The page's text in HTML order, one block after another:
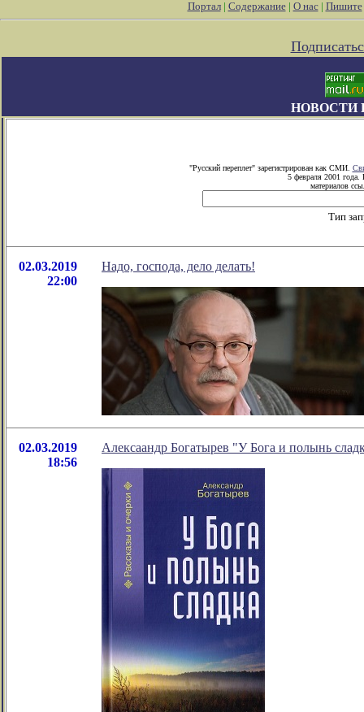
Портал| Содержание| О нас| Пишите
НОВОСТИ
"Русский переплет" зарегистрирован как СМИ.
5 февраля 2001 года.
материалов
Тип
02.03.2019
22:00
Надо, господа, дело делать!
02.03.2019
18:56
Алексаандр Богатырев "У Бога и полынь